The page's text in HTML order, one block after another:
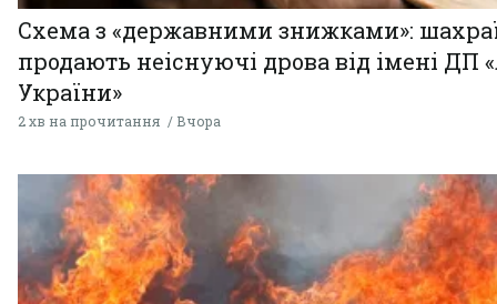
Схема з «державними знижками»:
продають неіснуючі дрова від імені ДП
України»
2 хв на прочитання Вчора